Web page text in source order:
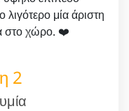
μία άριστη
στο χώρο. ❤️
2